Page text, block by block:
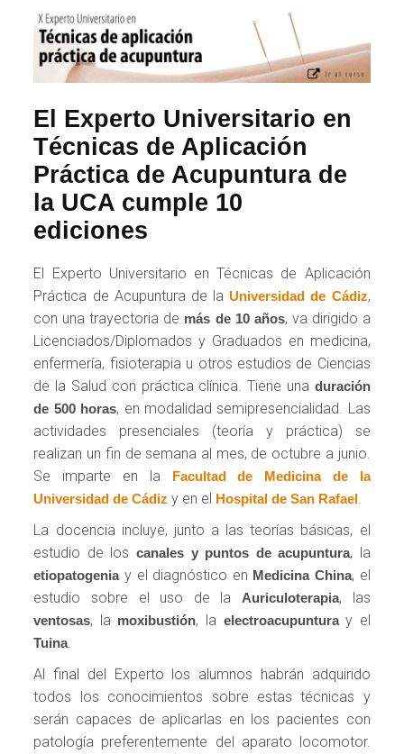
El Experto Universitario en
Técnicas de Aplicación
Práctica de Acupuntura de
la UCA cumple 10
ediciones
El Experto Universitario en Técnicas de Aplicación
Práctica de Acupuntura de laUniversidad de Cádiz,
con una trayectoria de más de 10 años, va dirigido a
Licenciados/Diplomados y Graduados en medicina,
enfermería, fisioterapia u otros estudios de Ciencias
de la Salud con práctica clínica. Tiene una duración
de 500 horas, en modalidad semipresencialidad. Las
actividades presenciales (teoría y práctica) se
realizan un fin de semana al mes, de octubre a junio.
Se imparte en la
Facultad de Medicina de la
Universidad de Cádiz y en el Hospital de San Rafael.
La docencia incluye, junto a las teorías básicas, el
estudio de los canales y puntos de acupuntura, la
etiopatogeniay el diagnóstico en Medicina China, el
estudio sobre el uso de laAuriculoterapia, las
ventosas, la moxibustión, la electroacupunturay el
Tuina.
Al final del Experto los alumnos habrán adquirido
todos los conocimientos sobre estas técnicas y
serán capaces de aplicarlas en los pacientes con
patología preferentemente del aparato locomotor.